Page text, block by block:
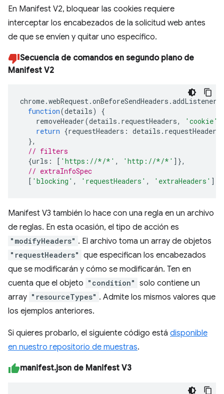
En Manifest V2, bloquear las cookies requiere
interceptar los encabezados de la solicitud web antes
de que se envíen y quitar uno específico.
Secuencia de comandos en segundo plano de
Manifest V2
chrome.webRequest.onBeforeSendHeaders .addListener
function(details)
{
removeHeader(details . requestHeaders, 'cookie'
return {requestHeaders : details . requestHeaders
},
// filters
{urls : [ 'https://*/*' , 'http://*/*' ]},
// extraInfoSpec
[ 'blocking' , 'requestHeaders' , 'extraHeaders' ]);
Manifest V3 también lo hace con una regla en un archivo
de reglas. En esta ocasión, el tipo de acción es
"modifyHeaders" . El archivo toma un array de objetos
"requestHeaders" que especifican los encabezados
que se modificarán y cómo se modificarán. Ten en
cuenta que el objeto "condition" solo contiene un
array "resourceTypes" . Admite los mismos valores que
los ejemplos anteriores.
Si quieres probarlo, el siguiente código está disponible
en nuestro repositorio de muestras.
manifest.json de Manifest V3